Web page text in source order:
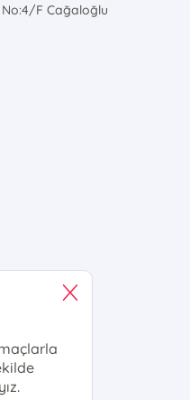
No:4/F Cağaloğlu